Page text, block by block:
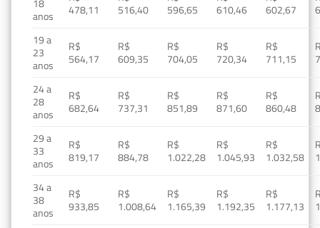
18
anos
478,11
516,40
596,65
610,46
602,67
19 a
23
anos
R$
564,17
R$
609,35
R$
704,05
R$
720,34
R$
711,15
24 a
28
anos
R$
682,64
R$
737,31
R$
851,89
R$
871,60
R$
860,48
29 a
33
anos
R$
819,17
R$
884,78
R$
1.022,28
R$
1.045,93
R$
1.032,58
34 a
38
anos
R$
933,85
R$
1.008,64
R$
1.165,39
R$
1.192,35
R$
1.177,13